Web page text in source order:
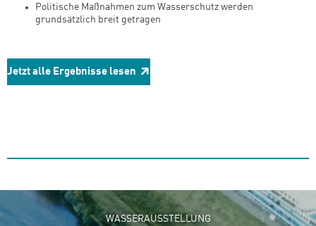
Politische Maßnahmen zum Wasserschutz werden
grundsätzlich breit getragen
Jetzt alle Ergebnisse lesen
WASSERAUSSTELLUNG